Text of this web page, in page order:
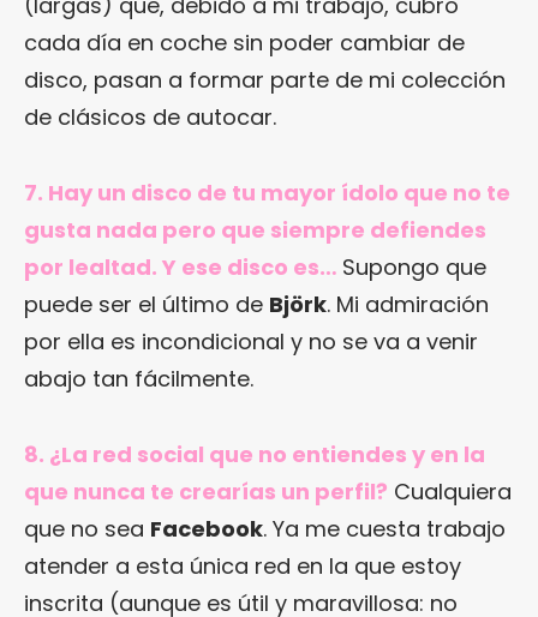
cada día en coche sin poder cambiar de
disco, pasan a formar parte de mi colección
de clásicos de autocar.
7. Hay un disco de tu mayor ídolo que no te
gusta nada pero que siempre defiendes
por lealtad. Y ese disco es… Supongo que
puede ser el último de Björk. Mi admiración
por ella es incondicional y no se va a venir
abajo tan fácilmente.
8. ¿La red social que no entiendes y en la
que nunca te crearías un perfil? Cualquiera
que no sea Facebook. Ya me cuesta trabajo
atender a esta única red en la que estoy
inscrita (aunque es útil y maravillosa: no